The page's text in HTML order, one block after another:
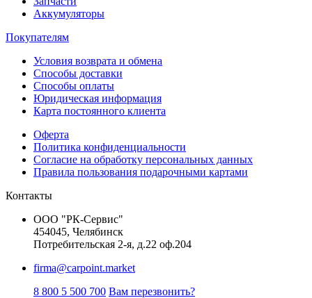
Аккумуляторы
Покупателям
Условия возврата и обмена
Способы доставки
Способы оплаты
Юридическая информация
Карта постоянного клиента
Оферта
Политика конфиденциальности
Согласие на обработку персональных данных
Правила пользования подарочными картами
Контакты
ООО "РК-Сервис"
454045, Челябинск
Потребительская 2-я, д.22 оф.204
firma@carpoint.market
8 800 5 500 700 Вам перезвонить?